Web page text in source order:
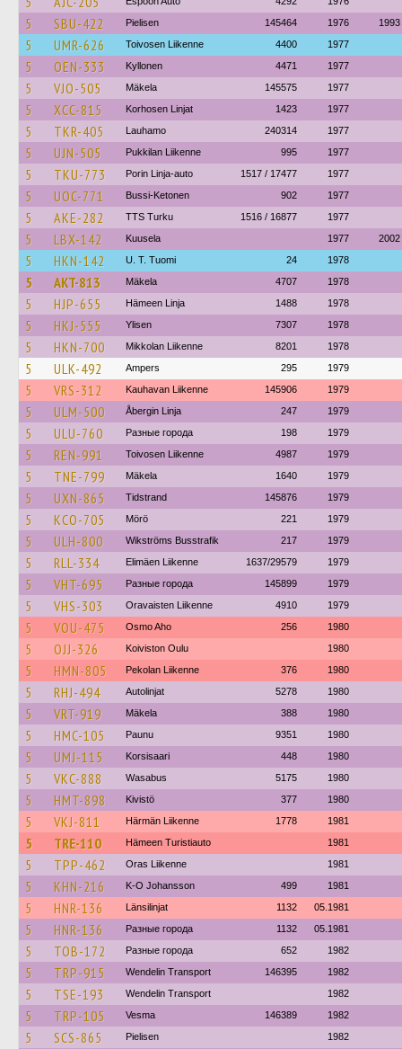
5 SBU-422 Pielisen 145464 1976 1993
5 UMR-626 Toivosen Liikenne 4400 1977
5 OEN-333 Kyllonen 4471 1977
5 VJO-505 Mäkela 145575 1977
5 XCC-815 Korhosen Linjat 1423 1977
5 TKR-405 Lauhamo 240314 1977
5 UJN-505 Pukkilan Liikenne 995 1977
5 TKU-773 Porin Linja-auto 1517 / 17477 1977
5 UOC-771 Bussi-Ketonen 902 1977
5 AKE-282 TTS Turku 1516 / 16877 1977
5 LBX-142 Kuusela 1977 2002
5 HKN-142 U. T. Tuomi 24 1978
5 AKT-813 Mäkela 4707 1978
5 HJP-655 Hämeen Linja 1488 1978
5 HKJ-555 Ylisen 7307 1978
5 HKN-700 Mikkolan Liikenne 8201 1978
5 ULK-492 Ampers 295 1979
5 VRS-312 Kauhavan Liikenne 145906 1979
5 ULM-500 Åbergin Linja 247 1979
5 ULU-760 Разные города 198 1979
5 REN-991 Toivosen Liikenne 4987 1979
5 TNE-799 Mäkela 1640 1979
5 UXN-865 Tidstrand 145876 1979
5 KCO-705 Mörö 221 1979
5 ULH-800 Wikströms Busstrafik 217 1979
5 RLL-334 Elimäen Liikenne 1637/29579 1979
5 VHT-695 Разные города 145899 1979
5 VHS-303 Oravaisten Liikenne 4910 1979
5 VOU-475 Osmo Aho 256 1980
5 OJJ-326 Koiviston Oulu 1980
5 HMN-805 Pekolan Liikenne 376 1980
5 RHJ-494 Autolinjat 5278 1980
5 VRT-919 Mäkela 388 1980
5 HMC-105 Paunu 9351 1980
5 UMJ-115 Korsisaari 448 1980
5 VKC-888 Wasabus 5175 1980
5 HMT-898 Kivistö 377 1980
5 VKJ-811 Härmän Liikenne 1778 1981
5 TRE-110 Hämeen Turistiauto 1981
5 TPP-462 Oras Liikenne 1981
5 KHN-216 K-O Johansson 499 1981
5 HNR-136 Länsilinjat 1132 05.1981
5 HNR-136 Разные города 1132 05.1981
5 TOB-172 Разные города 652 1982
5 TRP-915 Wendelin Transport 146395 1982
5 TSE-193 Wendelin Transport 1982
5 TRP-105 Vesma 146389 1982
5 SCS-865 Pielisen 1982